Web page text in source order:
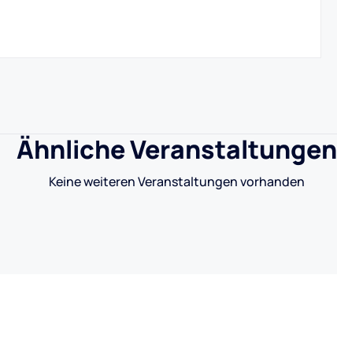
Ähnliche Veranstaltungen
Keine weiteren Veranstaltungen vorhanden